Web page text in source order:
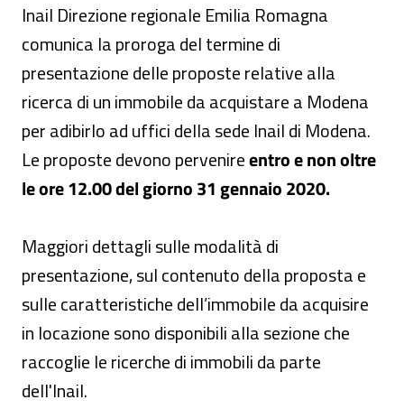
Inail Direzione regionale Emilia Romagna
comunica la proroga del termine di
presentazione delle proposte relative alla
ricerca di un immobile da acquistare a Modena
per adibirlo ad uffici della sede Inail di Modena.
Le proposte devono pervenireentro e non oltre
le ore 12.00 del giorno 31 gennaio 2020.
Maggiori dettagli sulle modalità di
presentazione, sul contenuto della proposta e
sulle caratteristiche dell’immobile da acquisire
in locazione sono disponibili alla sezione che
raccoglie le ricerche di immobili da parte
dell'Inail.